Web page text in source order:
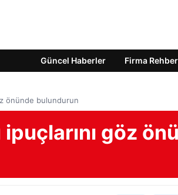
Güncel Haberler Firma
önünde bulundurun
göz